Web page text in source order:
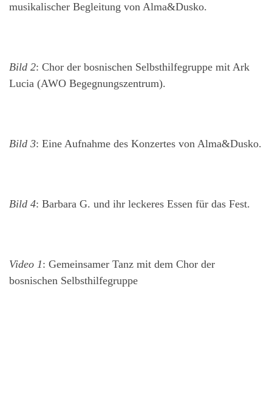
musikalischer Begleitung von Alma&Dusko.
Bild 2: Chor der bosnischen Selbsthilfegruppe mit Ark
Lucia (AWO Begegnungszentrum).
Bild 3: Eine Aufnahme des Konzertes von Alma&Dusko.
Bild 4: Barbara G. und ihr leckeres Essen für das Fest.
Video 1: Gemeinsamer Tanz mit dem Chor der
bosnischen Selbsthilfegruppe